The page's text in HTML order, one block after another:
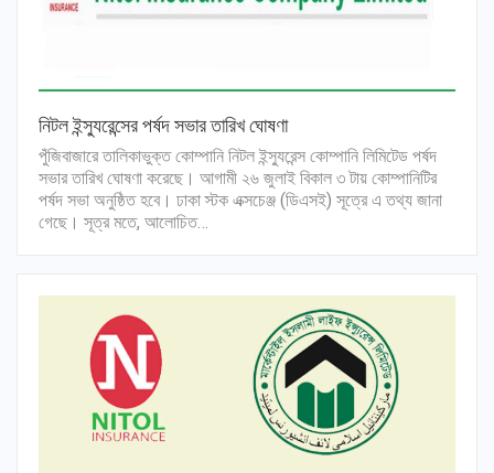
নিটল ইন্স্যুরেন্সের পর্ষদ সভার তারিখ ঘোষণা
পুঁজিবাজারে তালিকাভুক্ত কোম্পানি নিটল ইন্স্যুরেন্স কোম্পানি লিমিটেড পর্ষদ
সভার তারিখ ঘোষণা করেছে। আগামী ২৬ জুলাই বিকাল ৩ টায় কোম্পানিটির
পর্ষদ সভা অনুষ্ঠিত হবে। ঢাকা স্টক এক্সচেঞ্জ (ডিএসই) সূত্রে এ তথ্য জানা
গেছে। সূত্র মতে, আলোচিত…